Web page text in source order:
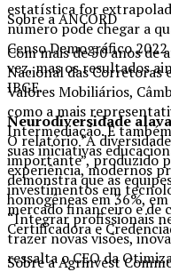
estatística for
número pode chegar a
Censo Demográfico
vez, mas os resultados
IBGE.
Neurodiversidade
O relatório “A
importante”, produzido
demonstra que as
homogêneas em 36%,
“Integrar profissionais
trazer novas visões,
ressalta o CEO da
Sobre a ANCORD
Com mais de 50 anos de
Nacional das Corretoras
Valores Mobiliários,
como a mais
Intermediação. É
suas iniciativas
experiência, modernos
investimentos em
mercado financeiro e de
Certificadora e
Sobre a Agrinvest